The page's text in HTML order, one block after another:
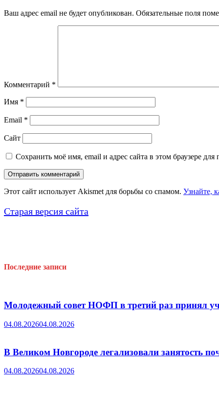
Ваш адрес email не будет опубликован. Обязательные поля
Комментарий *
Имя *
Email *
Сайт
Сохранить моё имя, email и адрес сайта в этом браузере
Этот сайт использует Akismet для борьбы со спамом. Узнайте,
Старая версия сайта
Последние записи
Молодежный совет НОФП в третий раз принял
04.08.202604.08.2026
В Великом Новгороде легализовали занятость
04.08.202604.08.2026